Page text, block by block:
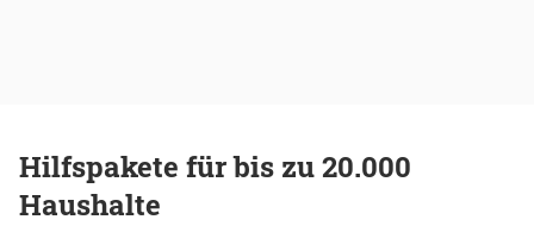
Hilfspakete für bis zu 20.000
Haushalte